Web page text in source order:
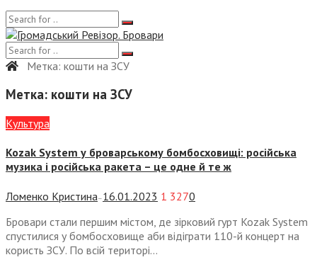
Метка: кошти на ЗСУ
Метка: кошти на ЗСУ
Культура
Kozak System у броварському бомбосховищі: російська
музика і російська ракета – це одне й те ж
Ломенко Кристина — 16.01.2023 1 3270
Бровари стали першим містом, де зірковий гурт Kozak System
спустилися у бомбосховище аби відіграти 110-й концерт на
користь ЗСУ. По всій територі...